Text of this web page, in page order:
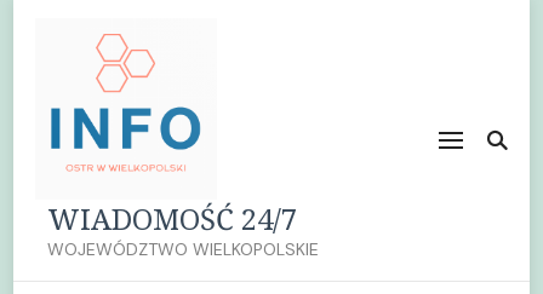
WIADOMOŚĆ 24/7
WOJEWÓDZTWO WIELKOPOLSKIE